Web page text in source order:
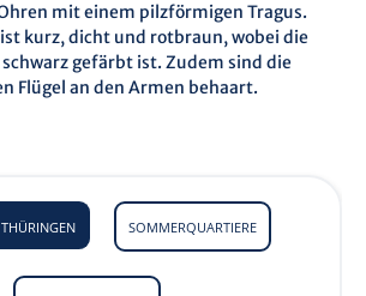
mit einem pilzförmigen Tragus.
kurz, dicht und rotbraun, wobei die
gefärbt ist. Zudem sind die
Flügel an den Armen behaart.
SOMMERQUARTIERE